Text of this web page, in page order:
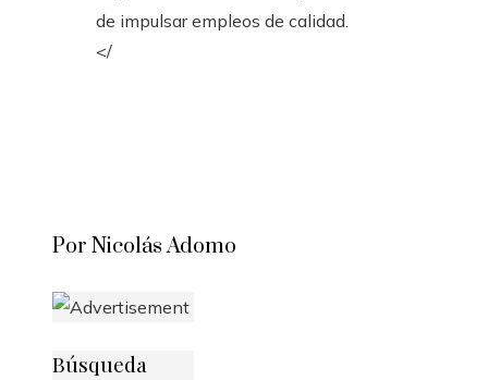
de impulsar empleos de calidad.
</
Por Nicolás Adomo
Búsqueda